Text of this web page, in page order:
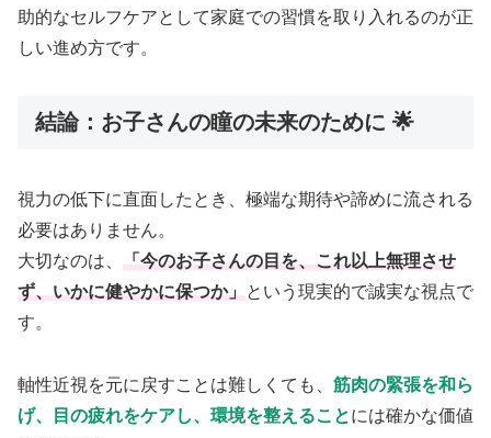
助的なセルフケアとして家庭での習慣を取り入れるのが正
しい進め方です。
結論：お子さんの瞳の未来のために 🌟
視力の低下に直面したとき、極端な期待や諦めに流される
必要はありません。
大切なのは、 「今のお子さんの目を、これ以上無理させ
ず、いかに健やかに保つか」という現実的で誠実な視点で
す。
軸性近視を元に戻すことは難しくても、 筋肉の緊張を和ら
げ、目の疲れをケアし、環境を整えることには確かな価値